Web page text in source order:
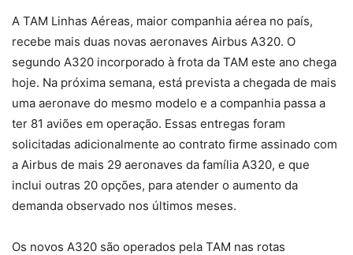
A TAM Linhas Aéreas, maior companhia aérea no país,
recebe mais duas novas aeronaves Airbus A320. O
segundo A320 incorporado à frota da TAM este ano chega
hoje. Na próxima semana, está prevista a chegada de mais
uma aeronave do mesmo modelo e a companhia passa a
ter 81 aviões em operação. Essas entregas foram
solicitadas adicionalmente ao contrato firme assinado com
a Airbus de mais 29 aeronaves da família A320, e que
inclui outras 20 opções, para atender o aumento da
demanda observado nos últimos meses.
Os novos A320 são operados pela TAM nas rotas